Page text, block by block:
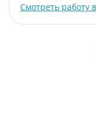
Смотреть работу